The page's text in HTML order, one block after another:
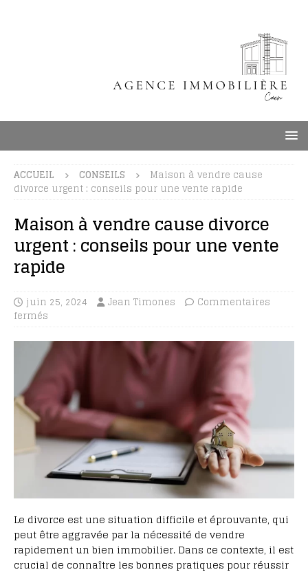
ACCUEIL CONSEILS
Maison à vendre cause
divorce urgent : conseils pour une vente rapide
Maison à vendre cause divorce
urgent : conseils pour une vente
rapide
juin 25, 2024 Jean Timones
Commentaires
fermés
Le divorce est une situation difficile et éprouvante, qui
peut être aggravée par la nécessité de vendre
rapidement un bien immobilier. Dans ce contexte, il est
crucial de connaître les bonnes pratiques pour réussir